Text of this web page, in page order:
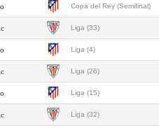
Copa del Rey (Semifinal)
Liga (33)
Liga (4)
Liga (26)
Liga (15)
Liga (32)